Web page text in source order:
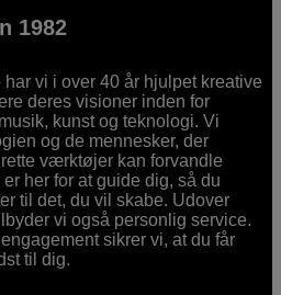
1982
vi i over 40 år hjulpet kreative
deres visioner inden for
kunst og teknologi. Vi
og de mennesker, der
værktøjer kan forvandle
her for at guide dig, så du
til det, du vil skabe. Udover
vi også personlig service.
sikrer vi, at du får
til dig.